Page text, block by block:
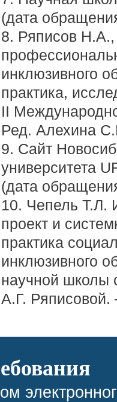
(дата
8. Ряписов Н.А.,
инклюзивного
практика,
II
Ред. Алехина
9. Сайт
университета
(дата
10. Чепель Т.Л.
проект и
практика
инклюзивного
научной школы
А.Г.